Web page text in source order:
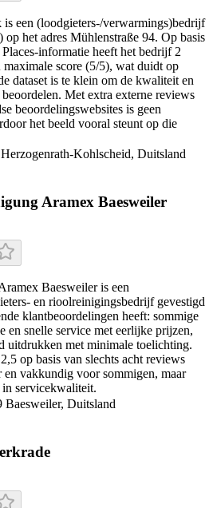
een (loodgieters-/verwarmings)bedrijf
het adres Mühlenstraße 94. Op basis
informatie heeft het bedrijf 2
score (5/5), wat duidt op
dataset is te klein om de kwaliteit en
Met extra externe reviews
beoordelingswebsites is geen
het beeld vooral steunt op die
Kohlscheid, Duitsland
Aramex Baesweiler
Baesweiler is een
en rioolreinigingsbedrijf gevestigd
klantbeoordelingen heeft: sommige
en snelle service met eerlijke prijzen,
uitdrukken met minimale toelichting.
op basis van slechts acht reviews
vakkundig voor sommigen, maar
servicekwaliteit.
Baesweiler, Duitsland